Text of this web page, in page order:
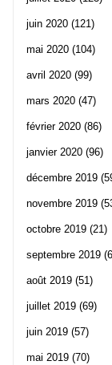
juin 2020 (121)
mai 2020 (104)
avril 2020 (99)
mars 2020 (47)
février 2020 (86)
janvier 2020 (96)
décembre 2019
novembre 2019
octobre 2019 (21)
septembre 2019
août 2019 (51)
juillet 2019 (69)
juin 2019 (57)
mai 2019 (70)